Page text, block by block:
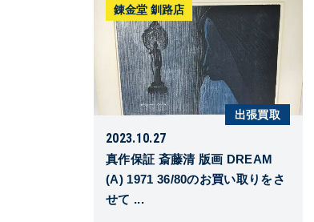
錬金堂 釧路店
出張買取
2023.10.27
真作保証 斎藤清 版画 DREAM
(A) 1971 36/80のお買い取りをさ
せて ...